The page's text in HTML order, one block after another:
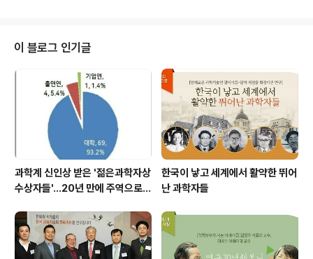
영)와 한국과학기술한림원(원장 한민구·이하 한림원) 과학
난제도전협력지원단(단장 성창모·이하 난제지원단)은 지난
4월 22~23일 이틀 간 서울 엘타워에서 ‘한국 과학난제도
전 온라인 컨퍼런스’를 개최했다. 이번 행사는 ‘2020년도
과학난제 도전 융합연구개발사업’에 참여의향서를 제출한
연구자 간 교류 및 상호아이..
이 블로그 인기글
과학계 신인상 받은 '젊은과학자상
수상자들'…20년 만에 주역으로
한국이 낳고 세계에서 활약한 뛰어
난 과학자들